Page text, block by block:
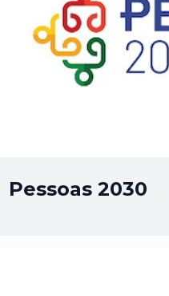
Pessoas 2030